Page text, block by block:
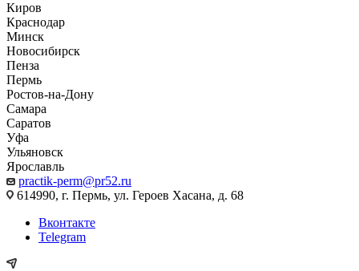
Киров
Краснодар
Минск
Новосибирск
Пенза
Пермь
Ростов-на-Дону
Самара
Саратов
Уфа
Ульяновск
Ярославль
practik-perm@pr52.ru
614990, г. Пермь, ул. Героев Хасана, д. 68
Вконтакте
Telegram